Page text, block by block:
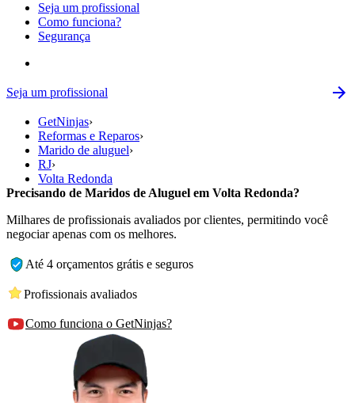
Seja um profissional
Como funciona?
Segurança
Seja um profissional
GetNinjas›
Reformas e Reparos›
Marido de aluguel›
RJ›
Volta Redonda
Precisando de Maridos de Aluguel em Volta Redonda?
Milhares de profissionais avaliados por clientes, permitindo você
negociar apenas com os melhores.
Até 4 orçamentos grátis e seguros
Profissionais avaliados
Como funciona o GetNinjas?